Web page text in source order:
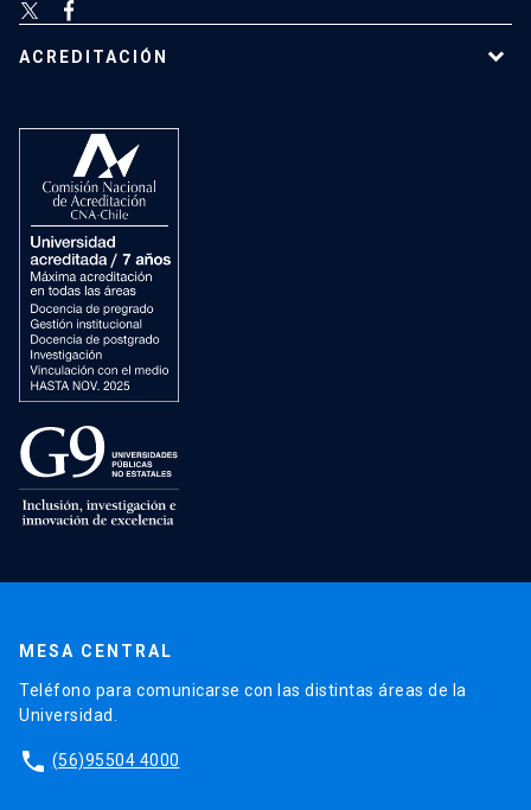
ACREDITACIÓN
MESA CENTRAL
Teléfono para comunicarse con las distintas áreas de la
Universidad.
phone (56)95504 4000